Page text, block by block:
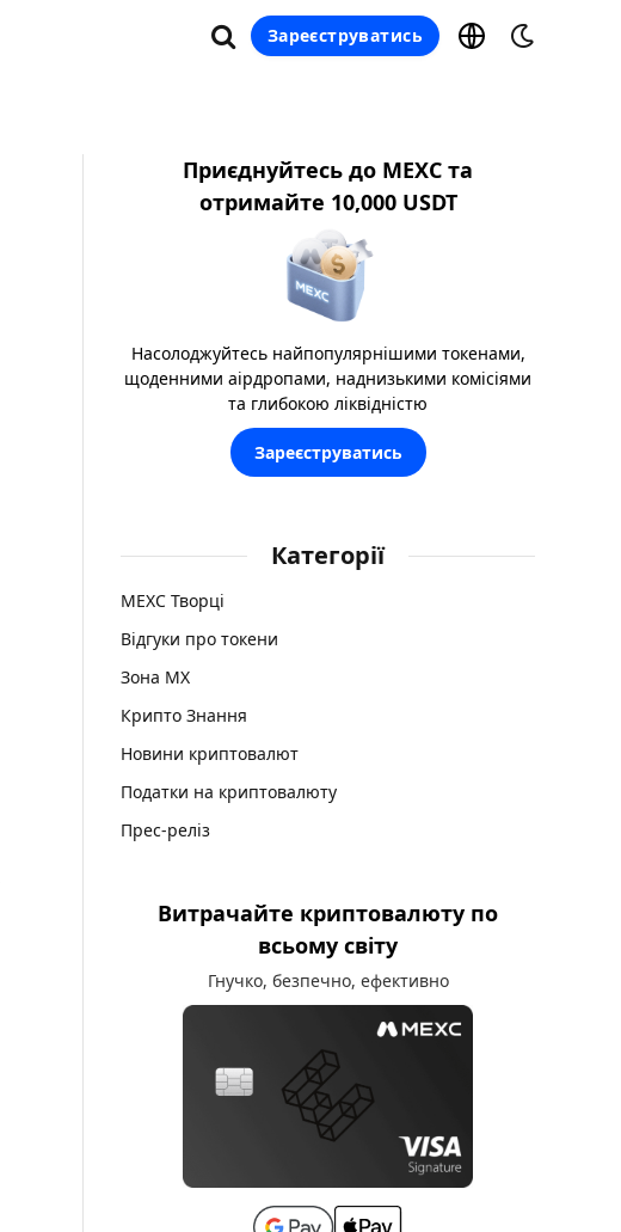
Зареєструватись
Приєднуйтесь до MEXC та
отримайте 10,000 USDT
Насолоджуйтесь найпопулярнішими токенами,
щоденними аірдропами, наднизькими комісіями
та глибокою ліквідністю
Зареєструватись
Категорії
MEXC Творці
Відгуки про токени
Зона MX
Крипто Знання
Новини криптовалют
Податки на криптовалюту
Прес-реліз
Витрачайте криптовалюту по
всьому світу
Гнучко, безпечно, ефективно